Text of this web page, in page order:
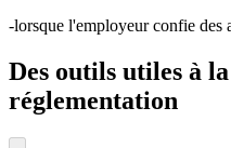
-lorsque l'employeur confie des
Des outils utiles à
réglementation